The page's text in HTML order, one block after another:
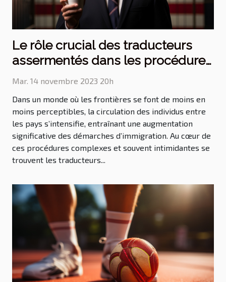
Le rôle crucial des traducteurs
assermentés dans les procédures
d'immigration
Mar. 14 novembre 2023 20h
Dans un monde où les frontières se font de moins en
moins perceptibles, la circulation des individus entre
les pays s’intensifie, entraînant une augmentation
significative des démarches d’immigration. Au cœur de
ces procédures complexes et souvent intimidantes se
trouvent les traducteurs...